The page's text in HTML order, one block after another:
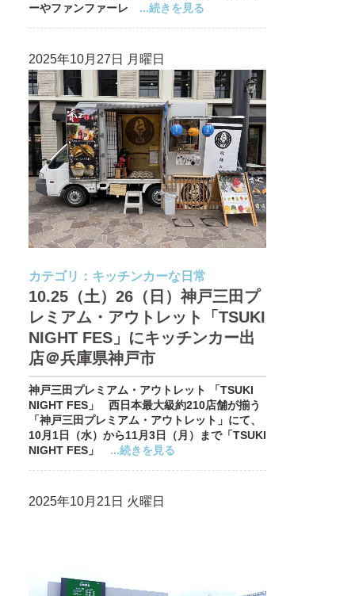
ーやファンファーレ ...続きを見る
2025年10月27日 月曜日
カテゴリ： キッチンカーな日常
10.25（土）26（日）神戸三田プ
レミアム・アウトレット「TSUKI
NIGHT FES」にキッチンカー出
店＠兵庫県神戸市
神戸三田プレミアム・アウトレット 「TSUKI
NIGHT FES」 西日本最大級約210店舗が揃う
「神戸三田プレミアム・アウトレット」にて、
10月1日（水）から11月3日（月）まで「TSUKI
NIGHT FES」
...続きを見る
2025年10月21日 火曜日